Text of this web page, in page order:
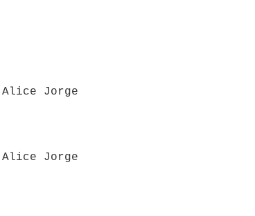
Alice Jorge
Alice Jorge